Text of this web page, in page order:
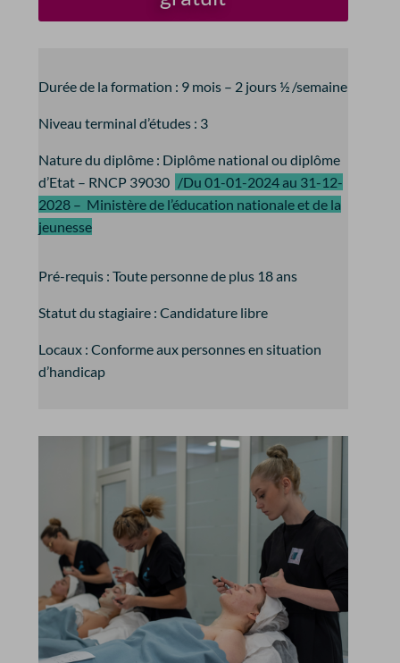
Durée de la formation : 9 mois – 2 jours ½ /semaine
Niveau terminal d’études : 3
Nature du diplôme : Diplôme national ou diplôme
d’Etat – RNCP 39030 /Du 01-01-2024 au 31-12-
2028 – Ministère de l’éducation nationale et de la
jeunesse
Pré-requis :Toute personne de plus 18 ans
Statut du stagiaire : Candidature libre
Locaux :Conforme aux personnes en situation
d’handicap